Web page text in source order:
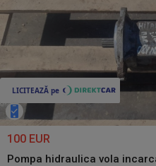
100 EUR
Pompa hidraulica vola